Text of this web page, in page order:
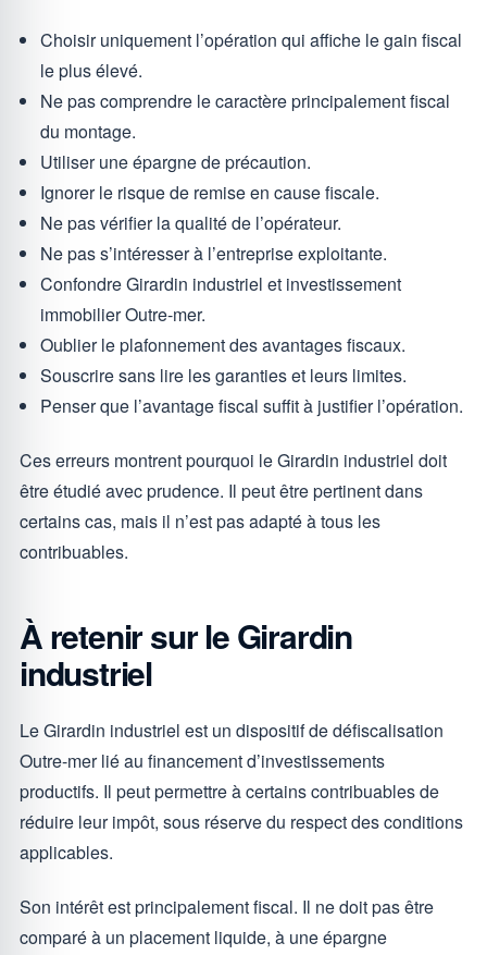
Choisir uniquement l’opération qui affiche le gain fiscal
le plus élevé.
Ne pas comprendre le caractère principalement fiscal
du montage.
Utiliser une épargne de précaution.
Ignorer le risque de remise en cause fiscale.
Ne pas vérifier la qualité de l’opérateur.
Ne pas s’intéresser à l’entreprise exploitante.
Confondre Girardin industriel et investissement
immobilier Outre-mer.
Oublier le plafonnement des avantages fiscaux.
Souscrire sans lire les garanties et leurs limites.
Penser que l’avantage fiscal suffit à justifier l’opération.
Ces erreurs montrent pourquoi le Girardin industriel doit
être étudié avec prudence. Il peut être pertinent dans
certains cas, mais il n’est pas adapté à tous les
contribuables.
À retenir sur le Girardin
industriel
Le Girardin industriel est un dispositif de défiscalisation
Outre-mer lié au financement d’investissements
productifs. Il peut permettre à certains contribuables de
réduire leur impôt, sous réserve du respect des conditions
applicables.
Son intérêt est principalement fiscal. Il ne doit pas être
comparé à un placement liquide, à une épargne